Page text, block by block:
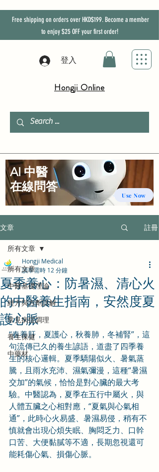
Free shipping on orders over HKD$199. Become a member
to enjoy$25 OFFyour first order!
登入
Hongji Online
文章 註冊
所有文章
中醫基礎理論
經方與方劑詳解
常見病症調理
養生保健
中藥材
所有文章
夏季養心：防暑濕、清心火
的中醫養生指南，安然度夏
護心脈
Hongji Medical
讀畢需時 12 分鐘
“春養肝，夏護心，秋養肺，冬補腎”，這
句流傳已久的養生諺語，道盡了四季養
生的核心邏輯。夏季驕陽似火、暑氣蒸
騰，且雨水充沛、濕氣彌漫，這種“暑濕
交加”的氣候，恰恰是對心臟的最大考
驗。中醫認為，夏季在五行中屬火，與
人體五臟之心相對應，“夏氣與心氣相
通”，此時心火易盛、暑濕易侵，稍有不
慎就會出現心煩失眠、胸悶乏力、口幹
口苦、大便黏膩等不適，長期忽視還可
能耗傷心氣、損傷心脈。
Use Now
AI 中醫
​在線問答